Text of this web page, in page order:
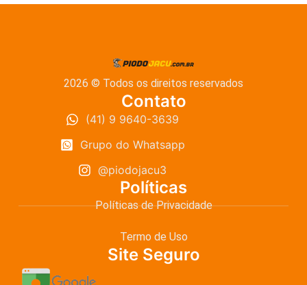
2026 © Todos os direitos reservados
Contato
(41) 9 9640-3639
Grupo do Whatsapp
@piodojacu3
Políticas
Políticas de Privacidade
Termo de Uso
Site Seguro